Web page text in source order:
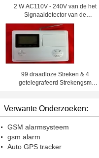
2 W AC110V - 240V van de het
Signaaldetector van de
Celtelefoon het
alarmsysteemcdma GSM
99 draadloze Streken & 4
getelegrafeerd Strekengsm
Verwante Onderzoeken:
GSM alarmsysteem
gsm alarm
Auto GPS tracker